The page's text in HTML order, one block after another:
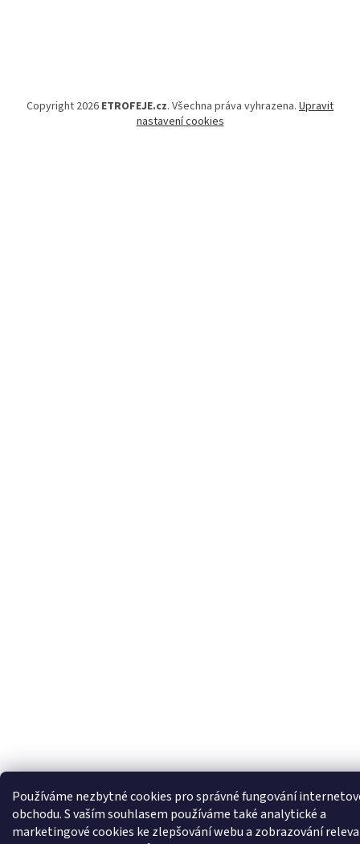
Používáme nezbytné cookies pro správné fungování
obchodu. S vaším souhlasem používáme také analytické a
marketingové cookies ke zlepšování webu a zobrazování
Copyright 2026 ETROFEJE.cz. Všechna práva vyhrazena. Upravit
nastavení cookies